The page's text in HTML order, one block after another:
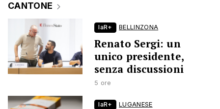
CANTONE
laR+ BELLINZONA
Renato Sergi: un
unico presidente,
senza discussioni
5 ore
laR+ LUGANESE